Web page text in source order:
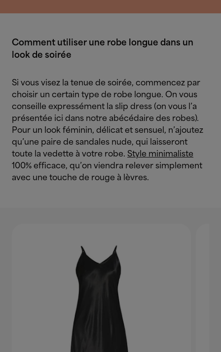
Comment utiliser une robe longue dans un
look de soirée
Si vous visez la tenue de soirée, commencez par
choisir un certain type de robe longue. On vous
conseille expressément la slip dress (on vous l’a
présentée ici dans notre abécédaire des robes).
Pour un look féminin, délicat et sensuel, n’ajoutez
qu’une paire de sandales nude, qui laisseront
toute la vedette à votre robe. Style minimaliste
100% efficace, qu’on viendra relever simplement
avec une touche de rouge à lèvres.